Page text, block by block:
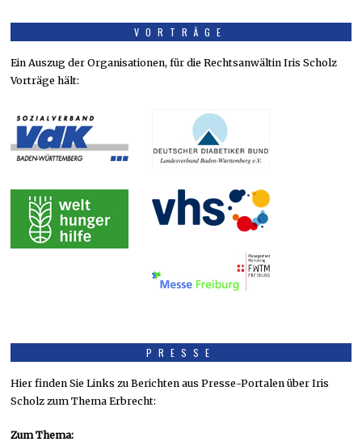
VORTRÄGE
Ein Auszug der Organisationen, für die Rechtsanwältin Iris Scholz
Vorträge hält:
PRESSE
Hier finden Sie Links zu Berichten aus Presse-Portalen über Iris
Scholz zum Thema Erbrecht:
Zum Thema: